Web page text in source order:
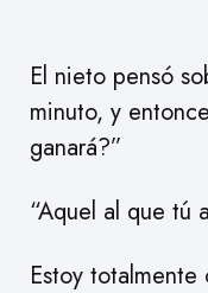
El nieto pensó
minuto, y
ganará?”
“Aquel al que tú
Estoy